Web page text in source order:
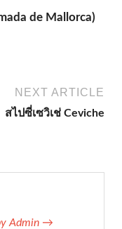
de Mallorca)
NEXT ARTICLE
สไปซี่เซวิเช่ Ceviche
Admin →